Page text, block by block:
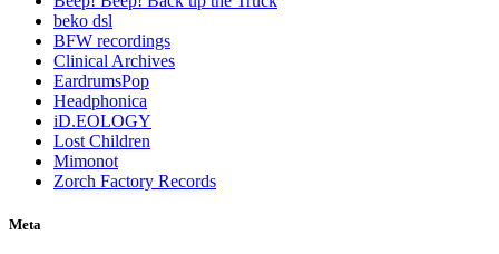
beko dsl
BFW recordings
Clinical Archives
EardrumsPop
Headphonica
iD.EOLOGY
Lost Children
Mimonot
Zorch Factory Records
Meta